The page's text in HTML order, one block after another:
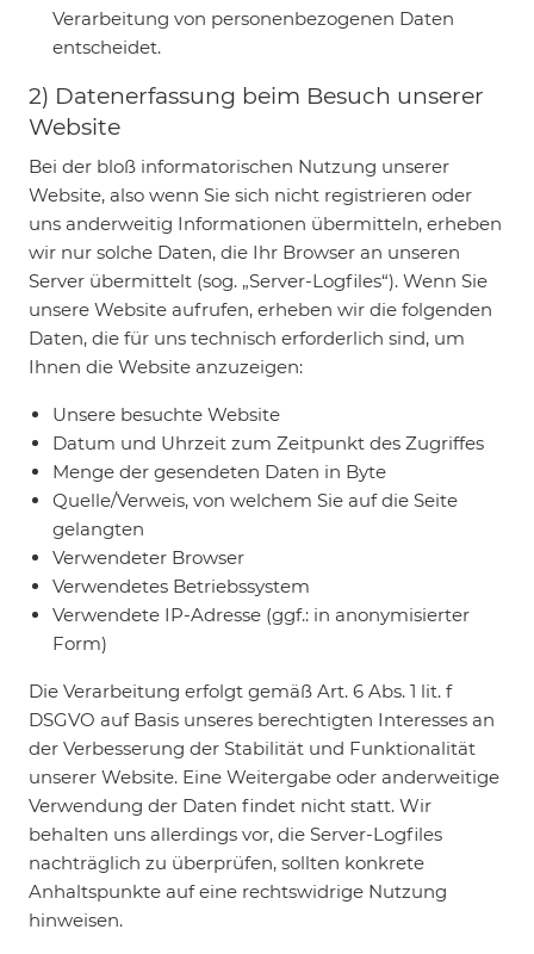
Verarbeitung von personenbezogenen Daten
entscheidet.
2) Datenerfassung beim Besuch unserer
Website
Bei der bloß informatorischen Nutzung unserer
Website, also wenn Sie sich nicht registrieren oder
uns anderweitig Informationen übermitteln, erheben
wir nur solche Daten, die Ihr Browser an unseren
Server übermittelt (sog. „Server-Logfiles“). Wenn Sie
unsere Website aufrufen, erheben wir die folgenden
Daten, die für uns technisch erforderlich sind, um
Ihnen die Website anzuzeigen:
Unsere besuchte Website
Datum und Uhrzeit zum Zeitpunkt des Zugriffes
Menge der gesendeten Daten in Byte
Quelle/Verweis, von welchem Sie auf die Seite
gelangten
Verwendeter Browser
Verwendetes Betriebssystem
Verwendete IP-Adresse (ggf.: in anonymisierter
Form)
Die Verarbeitung erfolgt gemäß Art. 6 Abs. 1 lit. f
DSGVO auf Basis unseres berechtigten Interesses an
der Verbesserung der Stabilität und Funktionalität
unserer Website. Eine Weitergabe oder anderweitige
Verwendung der Daten findet nicht statt. Wir
behalten uns allerdings vor, die Server-Logfiles
nachträglich zu überprüfen, sollten konkrete
Anhaltspunkte auf eine rechtswidrige Nutzung
hinweisen.